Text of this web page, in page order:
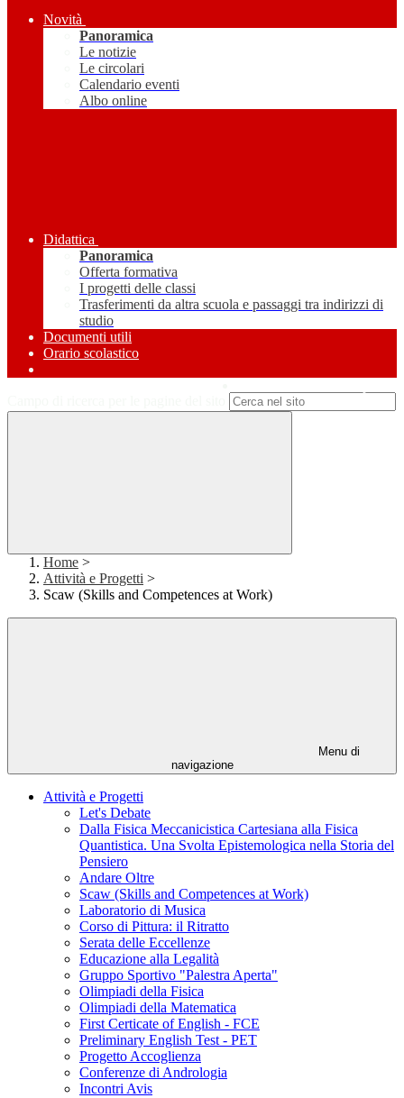
Novità
Panoramica
Le notizie
Le circolari
Calendario eventi
Albo online
Didattica
Panoramica
Offerta formativa
I progetti delle classi
Trasferimenti da altra scuola e passaggi tra indirizzi di
studio
Documenti utili
Orario scolastico
Home >
Attività e Progetti >
Scaw (Skills and Competences at Work)
Menu di
navigazione
Attività e Progetti
Let's Debate
Dalla Fisica Meccanicistica Cartesiana alla Fisica
Quantistica. Una Svolta Epistemologica nella Storia del
Pensiero
Andare Oltre
Scaw (Skills and Competences at Work)
Laboratorio di Musica
Corso di Pittura: il Ritratto
Serata delle Eccellenze
Educazione alla Legalità
Gruppo Sportivo "Palestra Aperta"
Olimpiadi della Fisica
Olimpiadi della Matematica
First Certicate of English - FCE
Preliminary English Test - PET
Progetto Accoglienza
Conferenze di Andrologia
Incontri Avis